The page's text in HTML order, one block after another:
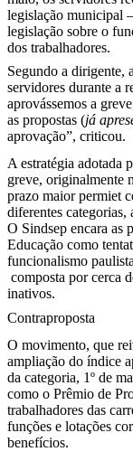
legislação municipal
legislação sobre o
dos trabalhadores.
Segundo a dirigente,
servidores durante a
aprovássemos a
as propostas (já
aprovação”, criticou.
A estratégia adotada
greve, originalmente
prazo maior permiet
diferentes categorias,
O Sindsep encara as
Educação como
funcionalismo
composta por cerca
inativos.
Contraproposta
O movimento, que
ampliação do índice
da categoria, 1º de
como o Prêmio de
trabalhadores das
funções e lotações
benefícios.